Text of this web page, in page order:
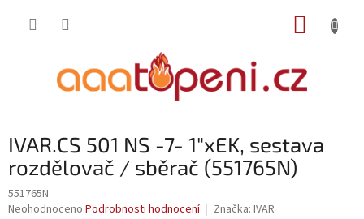
IVAR.CS 501 NS -7- 1"xEK, sestava
rozdělovač / sběrač (551765N)
551765N
Průměrné
Neohodnoceno Podrobnosti hodnocení Značka: IVAR